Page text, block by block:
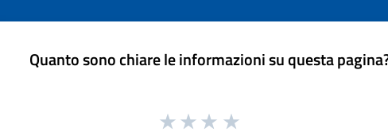
Quanto sono chiare le informazioni su questa